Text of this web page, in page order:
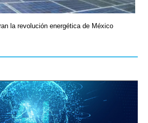
la revolución energética de México